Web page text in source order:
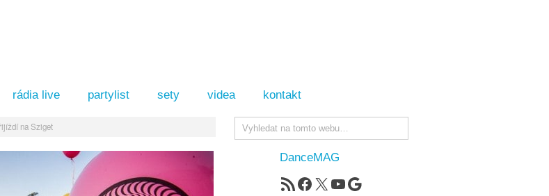
rádia live partylist sety videa kontakt
na Sziget
DanceMAG
RSS zdrojFacebook
X YouTube
Google